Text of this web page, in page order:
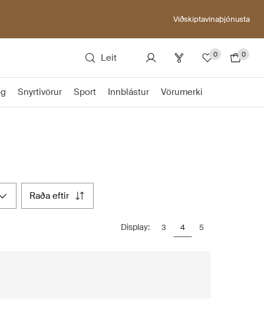
Viðskiptavinaþjónusta
Leit 0 0
Snyrtivörur Sport Innblástur Vörumerki
raða eftir
Display: 3 4 5